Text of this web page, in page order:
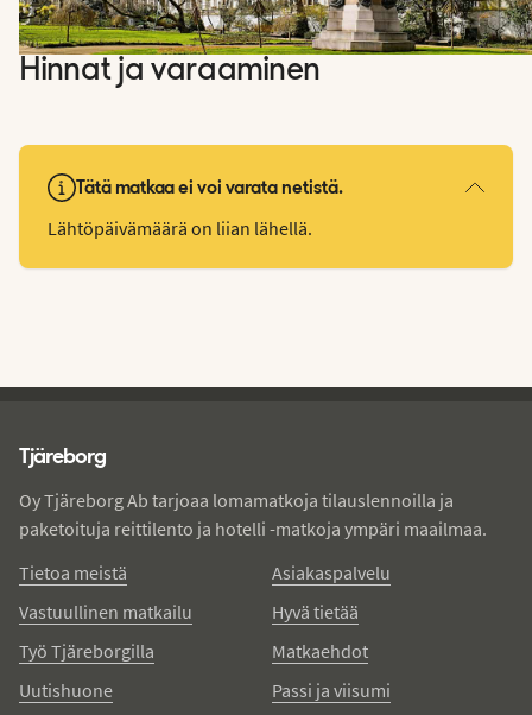
Hinnat ja varaaminen
Tätä matkaa ei voi varata netistä.
Lähtöpäivämäärä on liian lähellä.
Tjäreborg
Oy Tjäreborg Ab tarjoaa lomamatkoja tilauslennoilla ja
paketoituja reittilento ja hotelli -matkoja ympäri maailmaa.
Tietoa meistä
Vastuullinen matkailu
Työ Tjäreborgilla
Uutishuone
Asiakaspalvelu
Hyvä tietää
Matkaehdot
Passi ja viisumi